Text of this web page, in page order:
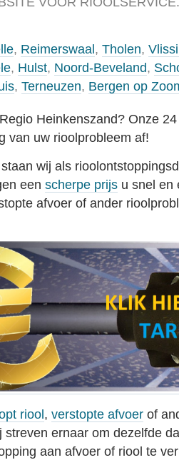
, Reimerswaal , Tholen,
, Hulst, Noord-Beveland,
, Terneuzen, Bergen op
Heinkenszand? Onze
van uw rioolprobleem af!
wij als
een scherpe prijs u snel en
afvoer of ander
riool , verstopte afvoer of
streven ernaar om dezelfde
aan afvoer of riool te